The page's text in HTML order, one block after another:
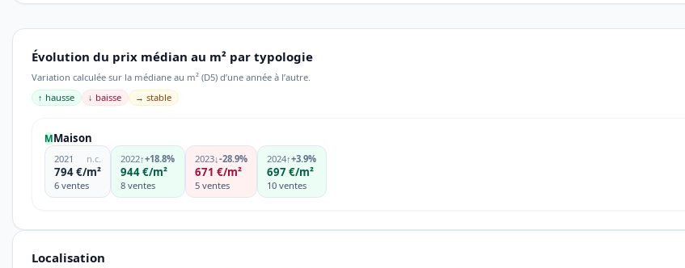
Évolution du prix médian au m² par typologie
Variation calculée sur la médiane au m² (D5) d’une année à l’autre.
↑ hausse
↓ baisse → stable
MMaison
2021 n.c.
794 €/m²
6 ventes
2022↑+18.8%
944 €/m²
8 ventes
2023↓ -28.9%
671 €/m²
5 ventes
2024↑+3.9%
697 €/m²
10 ventes
Localisation